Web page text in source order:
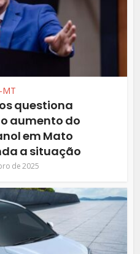
MT
questiona
aumento do
em Mato
a situação
de 2025